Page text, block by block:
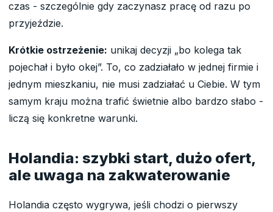
czas - szczególnie gdy zaczynasz pracę od razu po
przyjeździe.
Krótkie ostrzeżenie: unikaj decyzji „bo kolega tak
pojechał i było okej”. To, co zadziałało w jednej firmie i
jednym mieszkaniu, nie musi zadziałać u Ciebie. W tym
samym kraju można trafić świetnie albo bardzo słabo -
liczą się konkretne warunki.
Holandia: szybki start, dużo ofert,
ale uwaga na zakwaterowanie
Holandia często wygrywa, jeśli chodzi o pierwszy